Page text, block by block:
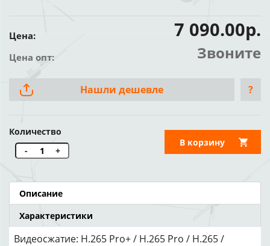
Цена: 7 090.00р.
Цена опт: Звоните
Нашли дешевле ?
Количество
-
+
В корзину
Описание
Характеристики
Видеосжатие: H.265 Pro+ / H.265 Pro / H.265 /